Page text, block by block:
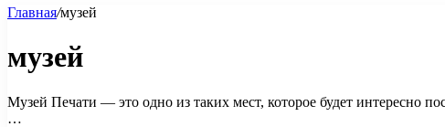
Главная/музей
музей
Музей Печати — это одно из таких мест, которое будет интересно
…